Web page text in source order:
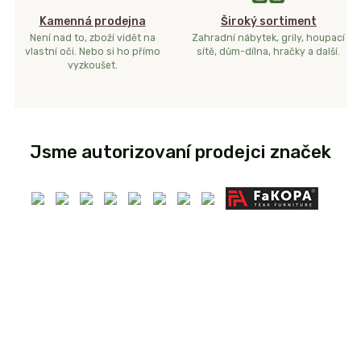
Kamenná prodejna
Není nad to, zboží vidět na
vlastní oči. Nebo si ho přímo
vyzkoušet.
Široký sortiment
Zahradní nábytek, grily, houpací
sítě, dům-dílna, hračky a další.
Jsme autorizovaní prodejci značek